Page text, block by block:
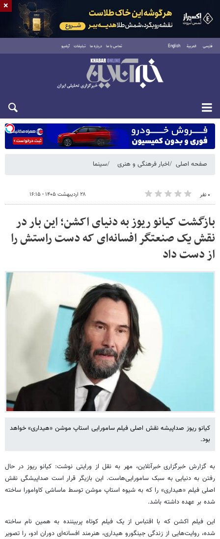
فارسی العربية English تماس با ما درباره ما تبلیغات آرشیو
شنبه ۱۷ مرداد ۱۴۰۵
صفحه اصلی اخبار فرهنگی و هنری سینما
۰ نفر ۲۸ اردیبهشت ۱۴۰۵ - ۱۶:۱۵
بازگشت کیانو ریوز به دنیای اکشن؛ این بار در
نقش یک صنعتگر افسانه‌ای که دست راستش را
از دست داد
کیانو ریوز صداپیشه نقش اصلی فیلم سامورایی استاپ موشن «هیداری» خواهد
بود.
به گزارش خبرگزاری خبرآنلاین، مهر به نقل از ورایتی نوشت: کیانو ریوز در حال
رفتن به دنیایی به سبک سامورایی‌هاست. این بازیگر قرار است صداپیشگی نقش
اصلی فیلم «هیداری» را که به شیوه استاپ موشن توسط ماساشی کاوامورا ساخته
شده بر عهده داشته باشد.
این فیلم اکشن که با اقتباس از یک فیلم کوتاه پربیننده به همین نام ساخته
شده، روایت‌هایی از زندگی جینگورو هیداری، هنرمند افسانه‌ای دوران ادو، را تصویر
×